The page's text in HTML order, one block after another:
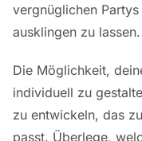
vergnüglichen
ausklingen zu lassen.
Die Möglichkeit,
individuell zu
zu entwickeln, das
passt. Überlege,